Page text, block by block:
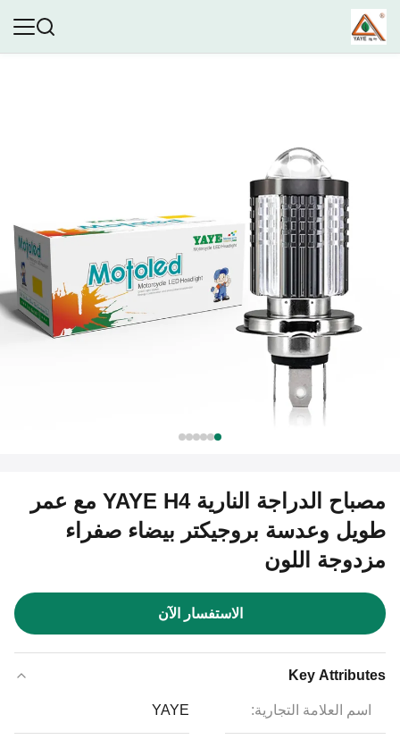
مصباح الدراجة النارية YAYE H4 مع عمر
طويل وعدسة بروجيكتر بيضاء صفراء
مزدوجة اللون
الاستفسار الآن
Key Attributes
اسم العلامة التجارية: YAYE